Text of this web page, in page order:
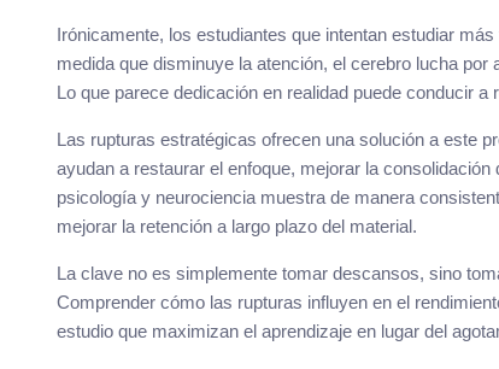
Irónicamente, los estudiantes que intentan estudiar
medida que disminuye la atención, el cerebro lucha
Lo que parece dedicación en realidad puede conducir a
Las rupturas estratégicas ofrecen una solución a este
ayudan a restaurar el enfoque, mejorar la
psicología y neurociencia muestra de manera
mejorar la retención a largo plazo del material.
La clave no es simplemente tomar descansos, sino
Comprender cómo las rupturas influyen en el
estudio que maximizan el aprendizaje en lugar del